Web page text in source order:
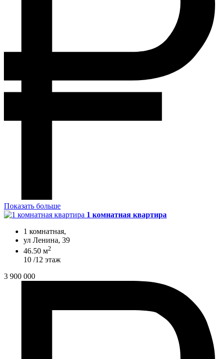
Показать больше
1 комнатная квартира
1 комнатная,
ул Ленина, 39
46.50 м2
10 /12 этаж
3 900 000